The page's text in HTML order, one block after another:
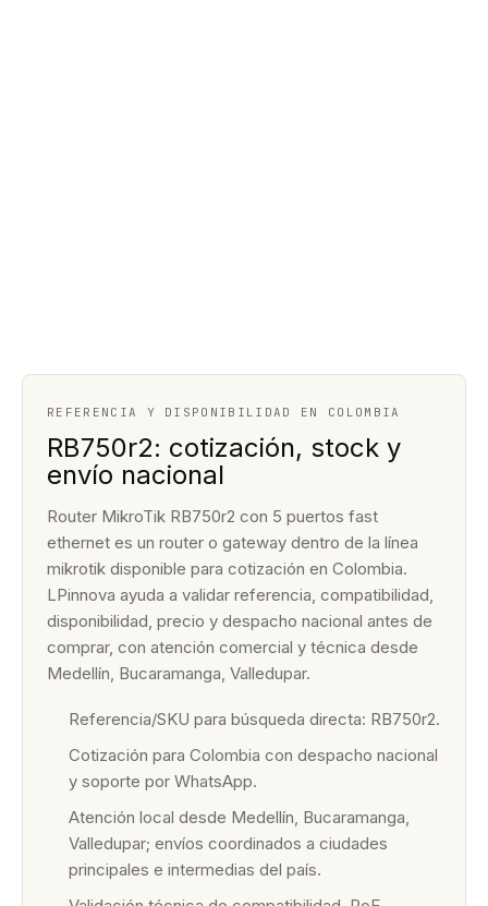
REFERENCIA Y DISPONIBILIDAD EN COLOMBIA
RB750r2: cotización, stock y
envío nacional
Router MikroTik RB750r2 con 5 puertos fast
ethernet es un router o gateway dentro de la línea
mikrotik disponible para cotización en Colombia.
LPinnova ayuda a validar referencia, compatibilidad,
disponibilidad, precio y despacho nacional antes de
comprar, con atención comercial y técnica desde
Medellín, Bucaramanga, Valledupar.
Referencia/SKU para búsqueda directa: RB750r2.
Cotización para Colombia con despacho nacional
y soporte por WhatsApp.
Atención local desde Medellín, Bucaramanga,
Valledupar; envíos coordinados a ciudades
principales e intermedias del país.